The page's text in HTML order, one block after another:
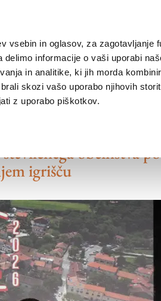
vsebin in oglasov, za zagotavljanje
delimo informacije o vaši uporabi
in analitike, ki jih morda
skozi vašo uporabo njihovih
z uporabo piškotkov.
TRŽAŠKA GORIŠKA KULTURA
letnico
občinstva
igrišču